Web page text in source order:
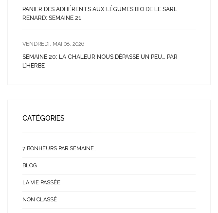
PANIER DES ADHÉRENTS AUX LÉGUMES BIO DE LE SARL
RENARD: SEMAINE 21
VENDREDI, MAI 08, 2026
SEMAINE 20: LA CHALEUR NOUS DÉPASSE UN PEU… PAR
L’HERBE
CATÉGORIES
7 BONHEURS PAR SEMAINE…
BLOG
LA VIE PASSÉE
NON CLASSÉ